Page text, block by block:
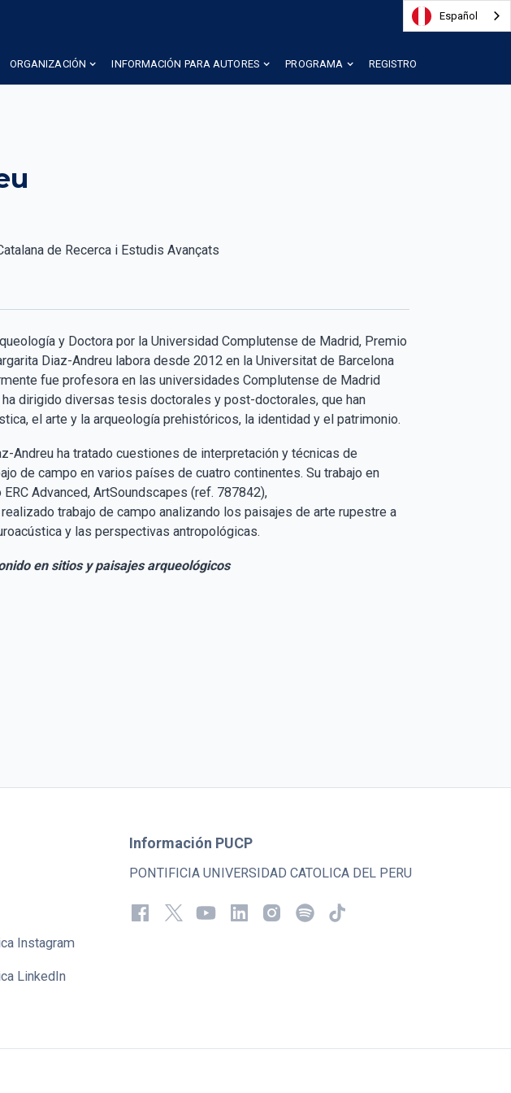
ORGANIZACIÓN INFORMACIÓN PARA AUTORES PROGRAMA REGISTRO
de Recerca i Estudis Avançats
y Doctora por la Universidad Complutense de Madrid, Premio
Diaz-Andreu labora desde 2012 en la Universitat de Barcelona
fue profesora en las universidades Complutense de Madrid
dirigido diversas tesis doctorales y post-doctorales, que han
el arte y la arqueología prehistóricos, la identidad y el patrimonio.
Andreu ha tratado cuestiones de interpretación y técnicas de
de campo en varios países de cuatro continentes. Su trabajo en
Advanced, ArtSoundscapes (ref. 787842),
trabajo de campo analizando los paisajes de arte rupestre a
y las perspectivas antropológicas.
en sitios y paisajes arqueológicos
Instagram
LinkedIn
Información PUCP
PONTIFICIA UNIVERSIDAD CATOLICA DEL PERU
Español